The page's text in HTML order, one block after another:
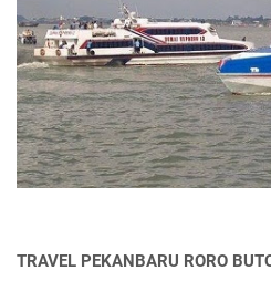
TRAVEL PEKANBARU RORO